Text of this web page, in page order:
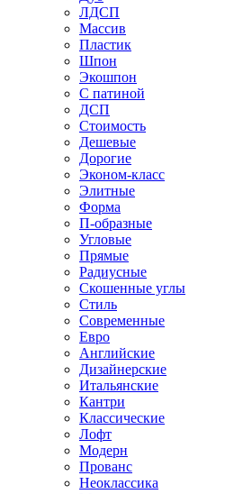
ЛДСП
Массив
Пластик
Шпон
Экошпон
С патиной
ДСП
Стоимость
Дешевые
Дорогие
Эконом-класс
Элитные
Форма
П-образные
Угловые
Прямые
Радиусные
Скошенные углы
Стиль
Современные
Евро
Английские
Дизайнерские
Итальянские
Кантри
Классические
Лофт
Модерн
Прованс
Неоклассика